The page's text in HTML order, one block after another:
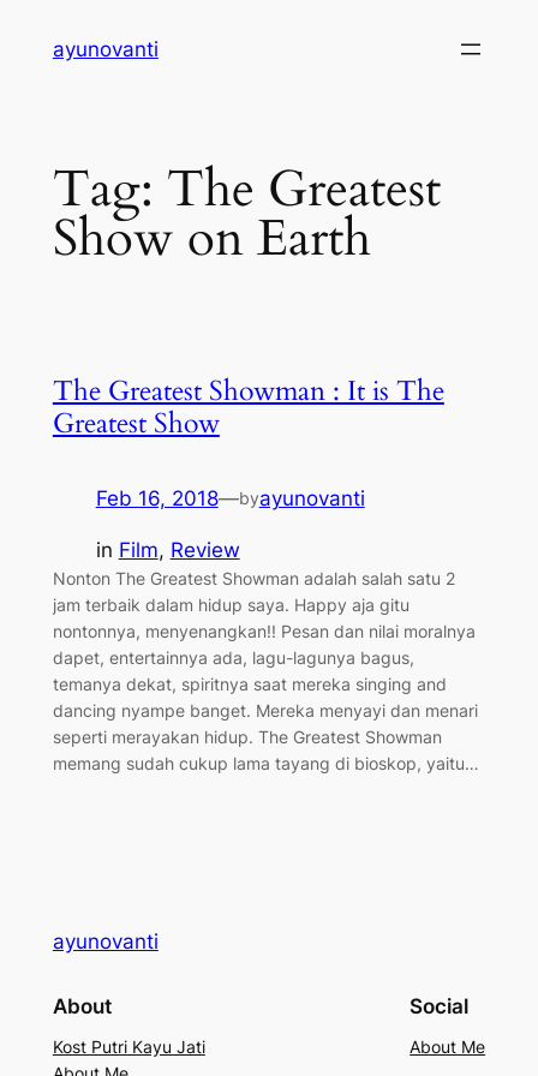
ayunovanti
Tag: The Greatest
Show on Earth
The Greatest Showman : It is The
Greatest Show
Feb 16, 2018—byayunovanti
in Film, Review
Nonton The Greatest Showman adalah salah satu 2
jam terbaik dalam hidup saya. Happy aja gitu
nontonnya, menyenangkan!! Pesan dan nilai moralnya
dapet, entertainnya ada, lagu-lagunya bagus,
temanya dekat, spiritnya saat mereka singing and
dancing nyampe banget. Mereka menyayi dan menari
seperti merayakan hidup. The Greatest Showman
memang sudah cukup lama tayang di bioskop, yaitu…
ayunovanti
About
Kost Putri Kayu Jati
Social
About Me